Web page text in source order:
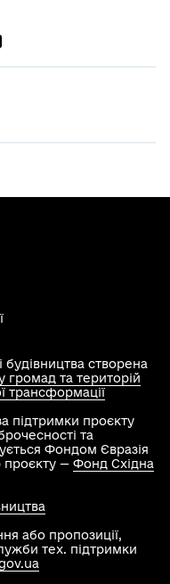
створена
громад та територій
трансформації
підтримки проєкту
та
Фондом Євразія
проєкту — Фонд Східна
або пропозиції,
тех. підтримки